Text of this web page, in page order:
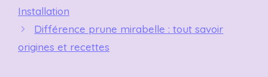
Installation
Différence prune mirabelle : tout savoir
origines et recettes